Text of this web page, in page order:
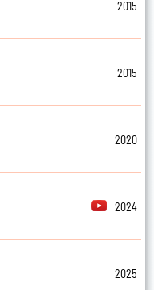
2015
2015
2020
2024
2025